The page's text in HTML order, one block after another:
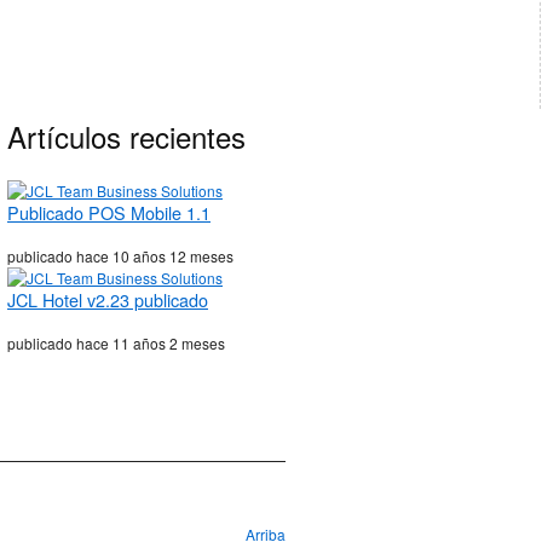
Artículos recientes
Publicado POS Mobile 1.1
publicado hace 10 años 12 meses
JCL Hotel v2.23 publicado
publicado hace 11 años 2 meses
Arriba